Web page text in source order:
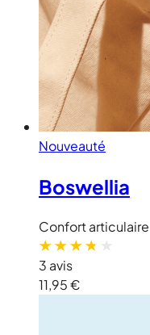
Nouveauté
Boswellia
Confort articulaire
3 avis
11,95 €